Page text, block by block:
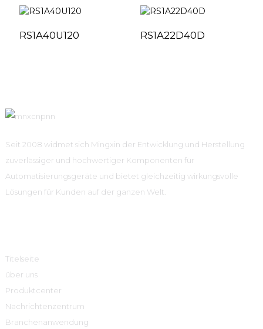
RS1A40U120 RS1A22D40D
Seit 2008 widmet sich Mingxin der Entwicklung und Herstellung
zuverlässiger und hochwertiger Komponenten für
Automatisierungsgeräte und bietet gleichzeitig wirkungsvolle
Lösungen für Kunden auf der ganzen Welt.
Titelseite
über uns
Produktcenter
Nachrichtenzentrum
Branchenanwendung